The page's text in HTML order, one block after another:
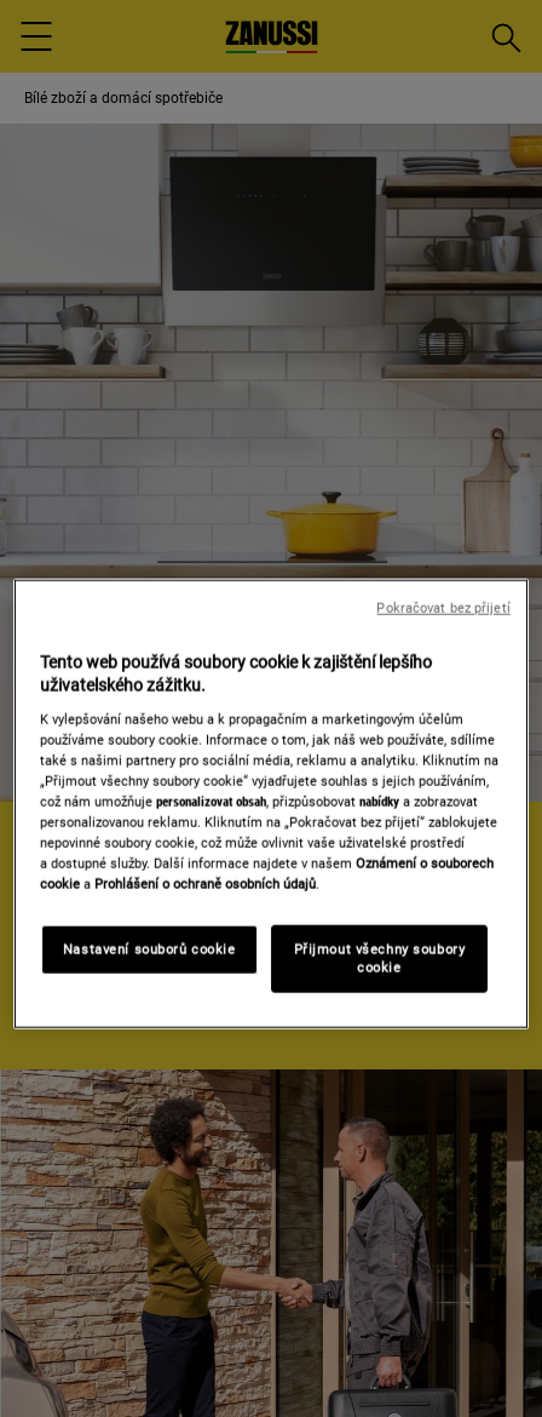
Menu
Bílé zboží a domácí spotřebiče
JSME TU PRO VÁS
Rádi bychom vás informovali, že jsme k 31. 12. 2021
ukončili oficiální zastoupení značky ZANUSSI v České
republice a na Slovensku.
Maloobchodní prodej spotřebičů však pokračuje i nadále
zavolat, napsat, objednat si originální náhradní díly, servis
nebo vyhledat návod k použití pro váš spotřebič.
Tento web používá soubory cookie k zajištění lepšího
uživatelského zážitku.
K vylepšování našeho webu a k propagačním a marketingovým účelům
používáme soubory cookie. Informace o tom, jak náš web používáte, sdílíme
také s našimi partnery pro sociální média, reklamu a analytiku. Kliknutím na
„Přijmout všechny soubory cookie“ vyjadřujete souhlas s jejich používáním,
což nám umožňujepersonalizovat obsah, přizpůsobovatnabídky a zobrazovat
personalizovanou reklamu. Kliknutím na „Pokračovat bez přijetí“ zablokujete
nepovinné soubory cookie, což může ovlivnit vaše uživatelské prostředí
a dostupné služby. Další informace najdete v našemOznámení o souborech
cookie a Prohlášení o ochraně osobních údajů.
Nastavení souborů cookie
Přijmout všechny soubory
cookie
Pokračovat bez přijetí